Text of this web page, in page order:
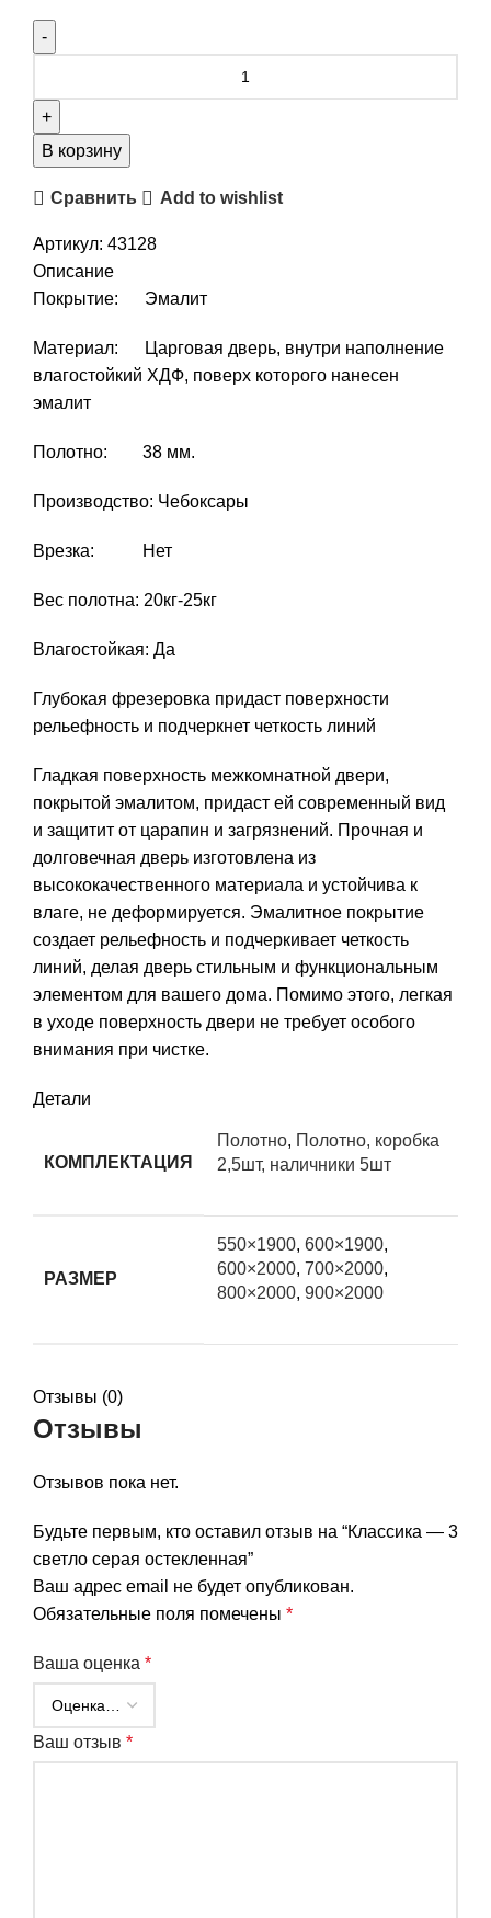
В корзину
Сравнить Add to wishlist
Артикул: 43128
Описание
Покрытие: Эмалит
Материал: Царговая дверь, внутри наполнение
влагостойкий ХДФ, поверх которого нанесен
эмалит
Полотно: 38 мм.
Производство: Чебоксары
Врезка: Нет
Вес полотна: 20кг-25кг
Влагостойкая: Да
Глубокая фрезеровка придаст поверхности
рельефность и подчеркнет четкость линий
Гладкая поверхность межкомнатной двери,
покрытой эмалитом, придаст ей современный вид
и защитит от царапин и загрязнений. Прочная и
долговечная дверь изготовлена из
высококачественного материала и устойчива к
влаге, не деформируется. Эмалитное покрытие
создает рельефность и подчеркивает четкость
линий, делая дверь стильным и функциональным
элементом для вашего дома. Помимо этого, легкая
в уходе поверхность двери не требует особого
внимания при чистке.
Детали
КОМПЛЕКТАЦИЯ
Полотно, Полотно, коробка
2,5шт, наличники 5шт
РАЗМЕР
550×1900, 600×1900,
600×2000, 700×2000,
800×2000, 900×2000
Отзывы (0)
Отзывы
Отзывов пока нет.
Будьте первым, кто оставил отзыв на “Классика — 3
светло серая остекленная”
Ваш адрес email не будет опубликован.
Обязательные поля помечены *
Ваша оценка *
Ваш отзыв *